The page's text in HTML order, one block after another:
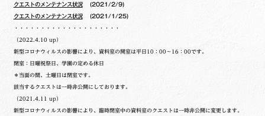
クエストのメンテナンス状況(2021/2/9)
クエストのメンテナンス状況(2021/1/25)
・・・・・・・・・・・・・・・・・・・・
（2022.4.10 up）
新型コロナウィルスの影響により、資料室の開室は平日10：00～16：00です。
閉室：日曜祝祭日、学園の定める休日
＊当面の間、土曜日は閉室です。
該当するクエストは一時非公開にしております。
（2021.4.11 up）
新型コロナウィルスの影響により、臨時閉室中の資料室のクエストは一時非公開に変更します。